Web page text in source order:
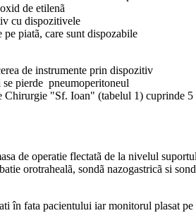
de etilenã
cu dispozitivele
pe piatã, care sunt dispozabile
de instrumente prin dispozitiv
pierde pneumoperitoneul
"Sf. Ioan" (tabelul 1) cuprinde 5
de operatie flectatã de la nivelul
orotrahealã, sondã nazogastricã si
în fata pacientului iar monitorul plasat pe